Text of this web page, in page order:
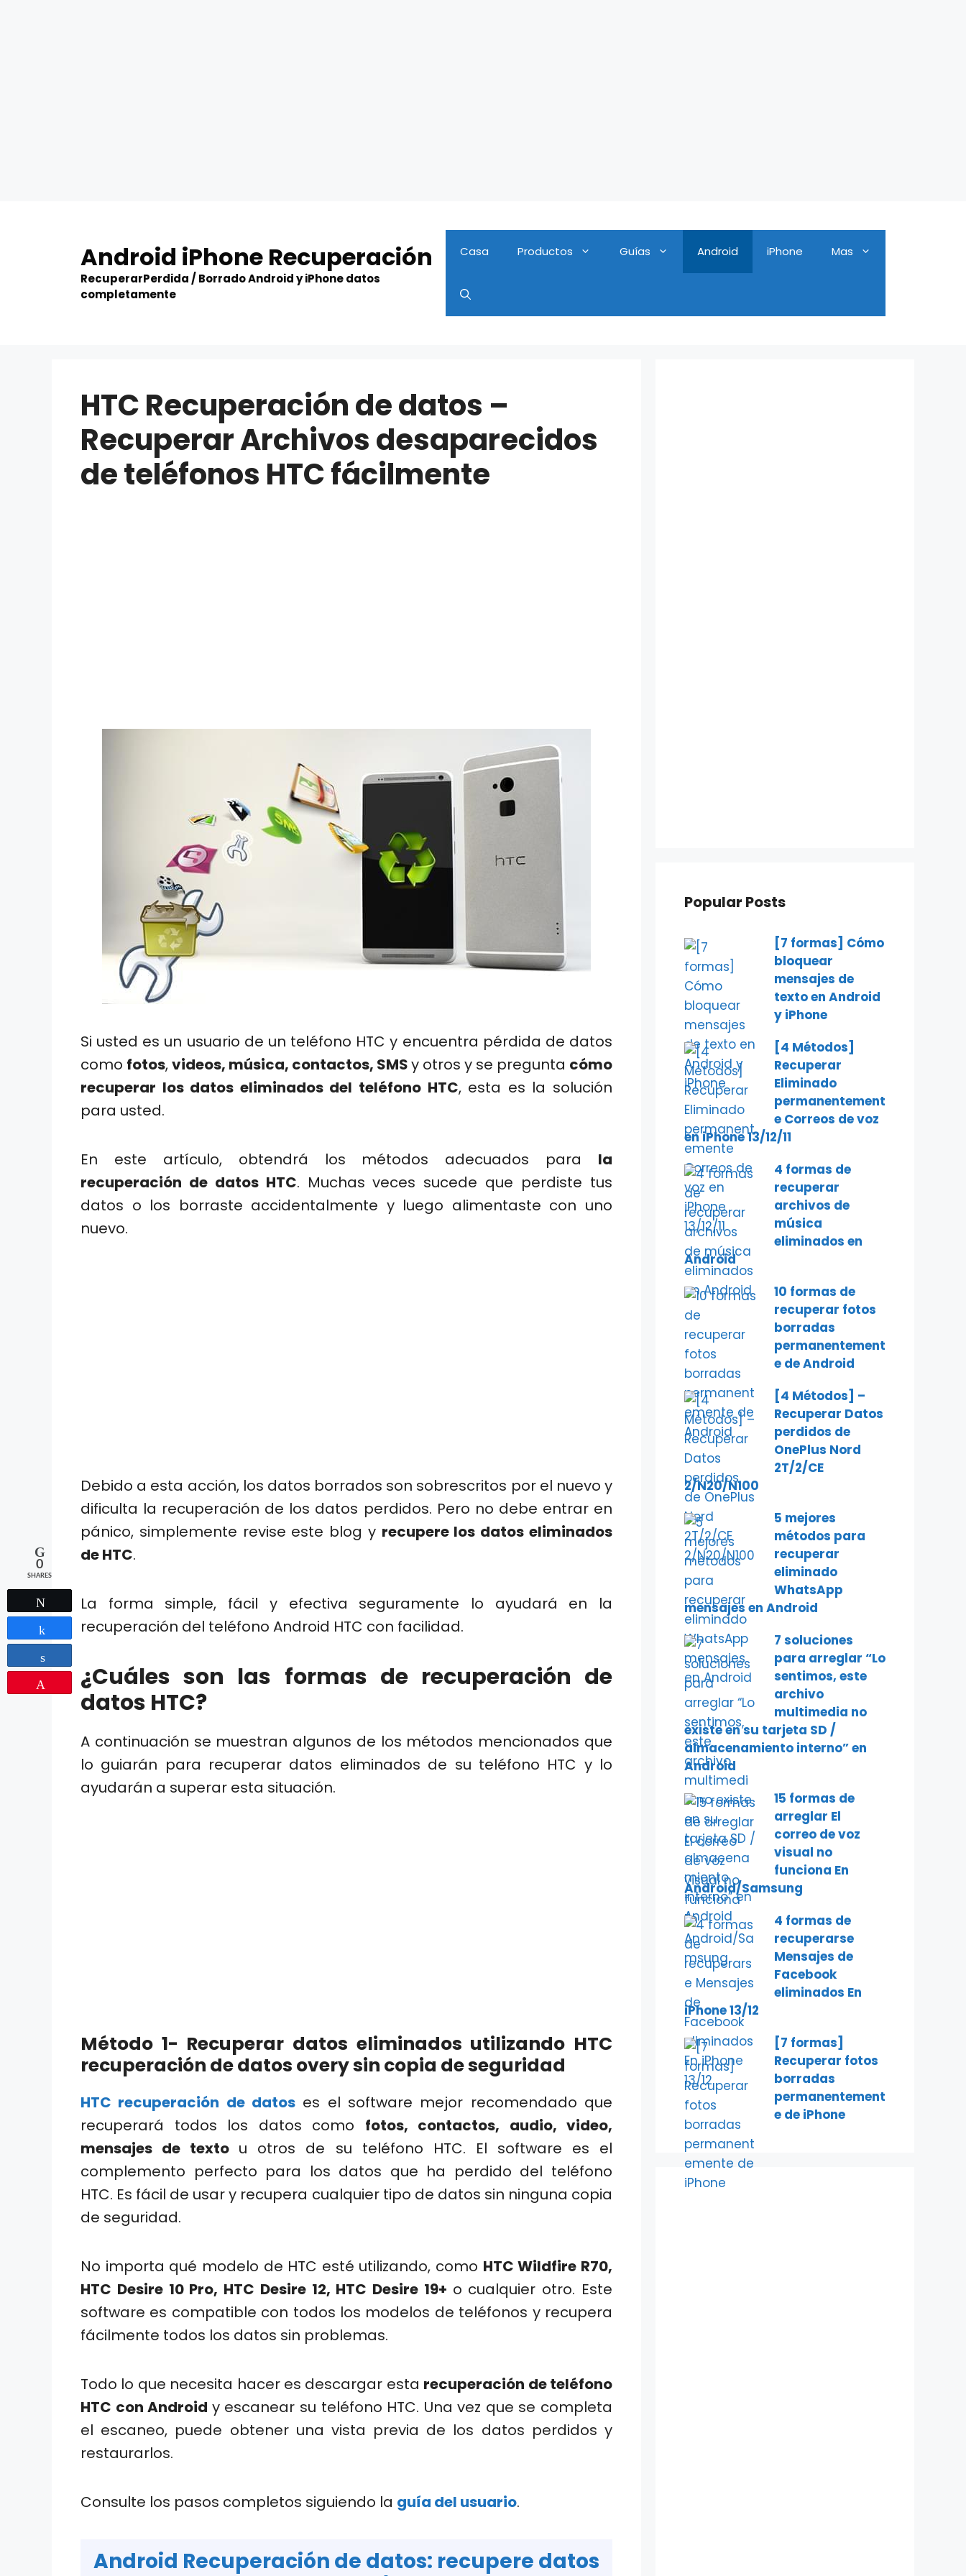
Android iPhone Recuperación
RecuperarPerdida / Borrado Android y iPhone datos
completamente
Casa Productos Guías Android iPhone Mas
HTC Recuperación de datos –
Recuperar Archivos desaparecidos
de teléfonos HTC fácilmente
Si usted es un usuario de un teléfono HTC y encuentra pérdida de datos
como fotos,videos, música, contactos, SMSy otros y se pregunta cómo
recuperar los datos eliminados del teléfono HTC, esta es la solución
para usted.
En este artículo, obtendrá los métodos adecuados para la
recuperación de datos HTC. Muchas veces sucede que perdiste tus
datos o los borraste accidentalmente y luego alimentaste con uno
nuevo.
Debido a esta acción, los datos borrados son sobrescritos por el nuevo y
dificulta la recuperación de los datos perdidos. Pero no debe entrar en
pánico, simplemente revise este blog y recupere los datos eliminados
de HTC.
La forma simple, fácil y efectiva seguramente lo ayudará en la
recuperación del teléfono Android HTC con facilidad.
¿Cuáles son las formas de recuperación de
datos HTC?
A continuación se muestran algunos de los métodos mencionados que
lo guiarán para recuperar datos eliminados de su teléfono HTC y lo
ayudarán a superar esta situación.
Método 1- Recuperar datos eliminados utilizando HTC
recuperación de datos overy sin copia de seguridad
HTC recuperación de datos es el software mejor recomendado que
recuperará todos los datos como fotos, contactos, audio, video,
mensajes de texto u otros de su teléfono HTC. El software es el
complemento perfecto para los datos que ha perdido del teléfono
HTC. Es fácil de usar y recupera cualquier tipo de datos sin ninguna copia
de seguridad.
No importa qué modelo de HTC esté utilizando, como HTC Wildfire R70,
HTC Desire 10 Pro, HTC Desire 12, HTC Desire 19+ o cualquier otro. Este
software es compatible con todos los modelos de teléfonos y recupera
fácilmente todos los datos sin problemas.
Todo lo que necesita hacer es descargar esta recuperación de teléfono
HTC con Android y escanear su teléfono HTC. Una vez que se completa
el escaneo, puede obtener una vista previa de los datos perdidos y
restaurarlos.
Consulte los pasos completos siguiendo la guía del usuario.
Android Recuperación de datos: recupere datos
Popular Posts
[7 formas] Cómo
bloquear
mensajes de
texto en Android
y iPhone
[4 Métodos]
Recuperar
Eliminado
permanentement
e Correos de voz
en iPhone 13/12/11
4 formas de
recuperar
archivos de
música
eliminados en
Android
10 formas de
recuperar fotos
borradas
permanentement
e de Android
[4 Métodos] –
Recuperar Datos
perdidos de
OnePlus Nord
2T/2/CE
2/N20/N100
5 mejores
métodos para
recuperar
eliminado
WhatsApp
mensajes en Android
7 soluciones
para arreglar “Lo
sentimos, este
archivo
multimedia no
existe en su tarjeta SD /
almacenamiento interno” en
Android
15 formas de
arreglar El
correo de voz
visual no
funciona En
Android/Samsung
4 formas de
recuperarse
Mensajes de
Facebook
eliminados En
iPhone 13/12
[7 formas]
Recuperar fotos
borradas
permanentement
e de iPhone
0
SHARES